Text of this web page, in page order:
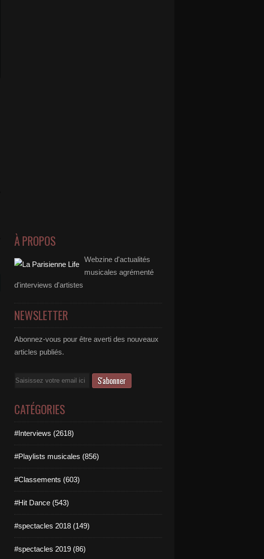
À PROPOS
Webzine d'actualités
musicales agrémenté
d'interviews d'artistes
NEWSLETTER
Abonnez-vous pour être averti des nouveaux
articles publiés.
Email
CATÉGORIES
#Interviews (2618)
#Playlists musicales (856)
#Classements (603)
#Hit Dance (543)
#spectacles 2018 (149)
#spectacles 2019 (86)